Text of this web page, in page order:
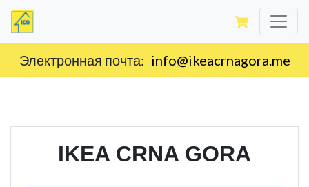
Электронная почта: info@ikeacrnagora.me
IKEA CRNA GORA